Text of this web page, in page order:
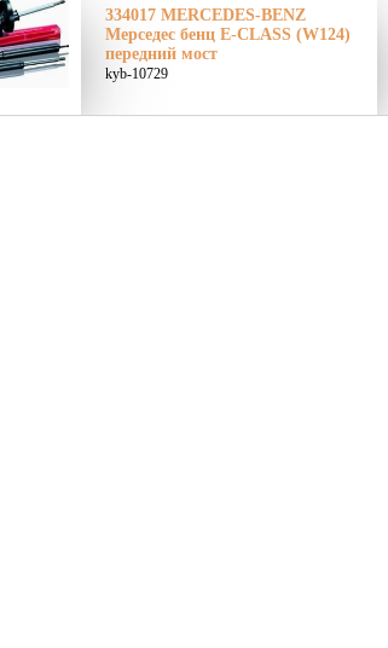
334017 MERCEDES-BENZ
Мерседес бенц E-CLASS (W124)
передний мост
kyb-10729